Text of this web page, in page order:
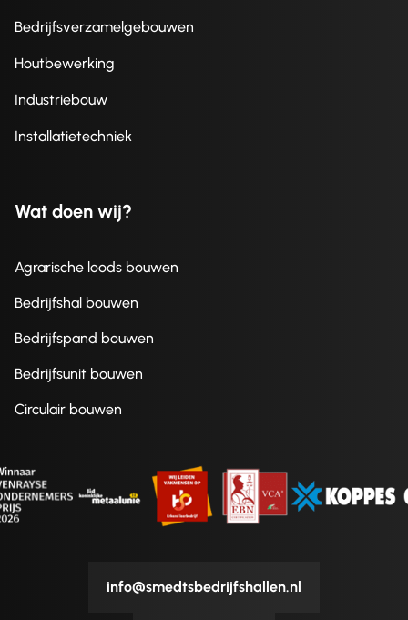
Bedrijfsverzamelgebouwen
Houtbewerking
Industriebouw
Installatietechniek
Wat doen wij?
Agrarische loods bouwen
Bedrijfshal bouwen
Bedrijfspand bouwen
Bedrijfsunit bouwen
Circulair bouwen
info@smedtsbedrijfshallen.nl